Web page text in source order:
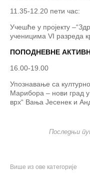
11.35-12.20 пети час:
Учешће у пројекту
ученицима VI разреда
ПОПОДНЕВНЕ
16.00-19.00
Упознавање са
Марибора – нови град
врх“ Вања Јесенек и
Последњи
Више из ове категорије